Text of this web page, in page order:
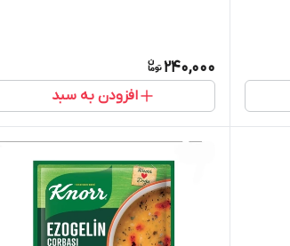
240,000
افزودن به سبد